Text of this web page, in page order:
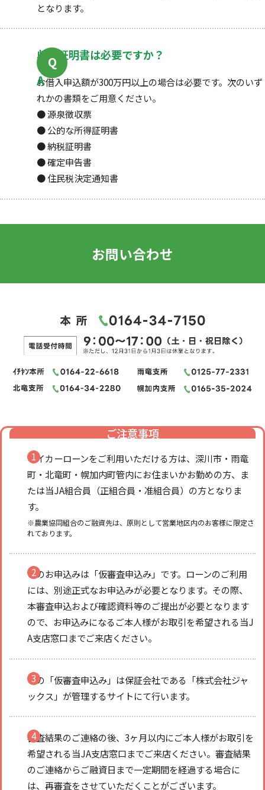
となります。
収入証明書は必要ですか？
お借入申込額が300万円以上の場合は必要です。次のいず
れかの書類をご用意ください。
● 源泉徴収票
● 公的な所得証明書
● 納税証明書
● 確定申告書
● 住民税決定通知書
お問い合わせ
ご注意事項
マイカーローンをご利用いただける方は、深川市・雨竜
町・北竜町・幌加内町管内にお住まいかお勤めの方、ま
たは当JA組合員（正組合員・准組合員）の方となりま
す。
※農業協同組合のご融資先は、原則として営業地区内のお客様に限定さ
れております。
このお申込みは「仮審査申込み」です。ローンのご利用
には、別途正式なお申込みが必要となります。その際、
本審査申込および確認資料等のご提出が必要となります
ので、お申込みになるご本人様がお取引を希望される当J
A支店窓口までご来店ください。
この「仮審査申込み」は保証会社である「株式会社ジャ
ックス」が管理するサイトにて行います。
審査結果のご連絡の後、3ヶ月以内にご本人様がお取引を
希望される当JA支店窓口までご来店ください。審査結果
のご連絡からご融資日まで一定期間を経過する場合に
は、再審査をさせていただくことがございます。